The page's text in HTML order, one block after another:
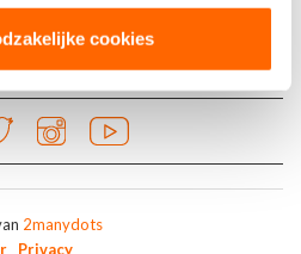
cookies
2manydots
Privacy